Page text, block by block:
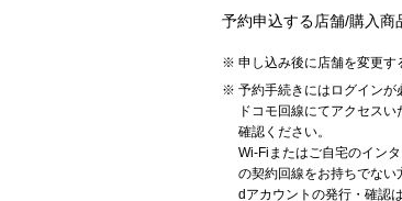
予約申込する店舗/購入商
申し込み後に店舗を変更す
予約手続きにはログインが
ドコモ回線にてアクセス
確認ください。
Wi-Fiまたはご自宅のイン
の契約回線をお持ちでない
dアカウントの発行・確認